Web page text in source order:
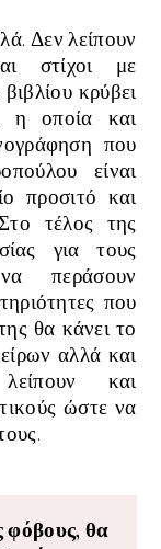
Δεν λείπουν
στίχοι με
κρύβει
η οποία και
που
είναι
προσιτό και
τέλος της
για τους
περάσουν
που
θα κάνει το
αλλά και
και
ώστε να
φόβους, θα